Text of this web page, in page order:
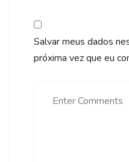
Salvar meus dados
próxima vez que eu